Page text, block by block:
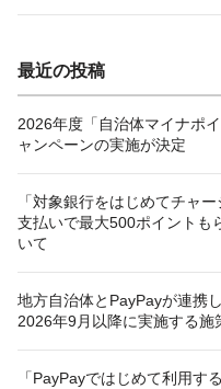
最近の投稿
2026年度「自治体マイナポ
ャンペーンの実施が決定
「対象銀行をはじめてチャ
支払いで最大500ポイントも
いて
地方自治体とPayPayが連携
2026年9月以降に実施する施
「PayPayではじめて利用す